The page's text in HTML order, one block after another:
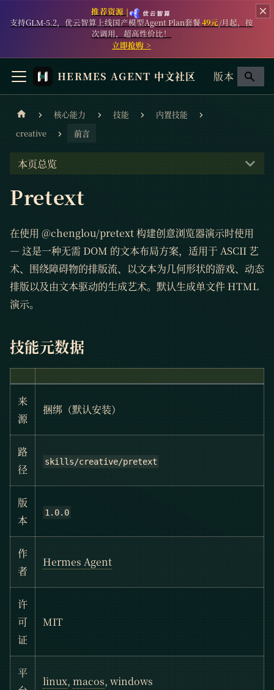
推荐资源 |
支持GLM-5.2，优云智算上线国产模型Agent Plan套餐49元/月起，按
次调用，超高性价比！
立即抢购 >
HERMES AGENT 中文社区 版本
核心能力 技能
内置技能
creative
前言
本页总览
Pretext
在使用 @chenglou/pretext 构建创意浏览器演示时使用
— 这是一种无需 DOM 的文本布局方案，适用于 ASCII 艺
术、围绕障碍物的排版流、以文本为几何形状的游戏、动态
排版以及由文本驱动的生成艺术。默认生成单文件 HTML
演示。
技能元数据
来
源
捆绑（默认安装）
路
径
skills/creative/pretext
版
本
1.0.0
作
者
Hermes Agent
许
可
证
MIT
平
linux, macos, windows